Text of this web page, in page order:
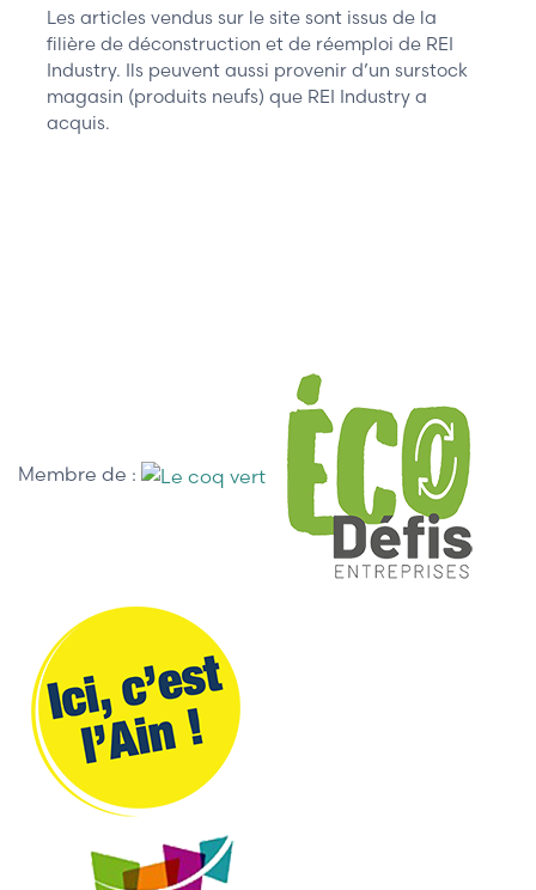
Les articles vendus sur le site sont issus de la
filière de déconstruction et de réemploi de REI
Industry. Ils peuvent aussi provenir d’un surstock
magasin (produits neufs) que REI Industry a
acquis.
Membre de :